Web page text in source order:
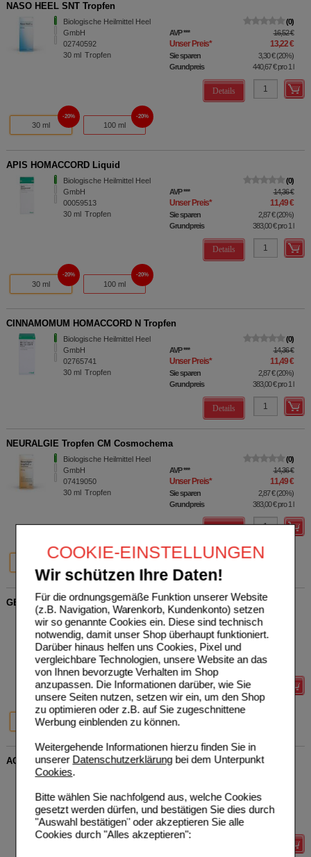
COOKIE-EINSTELLUNGEN
Wir schützen Ihre Daten!
Für die ordnungsgemäße Funktion unserer Website
(z.B. Navigation, Warenkorb, Kundenkonto) setzen
wir so genannte Cookies ein. Diese sind technisch
notwendig, damit unser Shop überhaupt funktioniert.
Darüber hinaus helfen uns Cookies, Pixel und
vergleichbare Technologien, unsere Website an das
von Ihnen bevorzugte Verhalten im Shop
anzupassen. Die Informationen darüber, wie Sie
unsere Seiten nutzen, setzen wir ein, um den Shop
zu optimieren oder z.B. auf Sie zugeschnittene
Werbung einblenden zu können.
Weitergehende Informationen hierzu finden Sie in
unserer Datenschutzerklärungbei dem Unterpunkt
Cookies.
Bitte wählen Sie nachfolgend aus, welche Cookies
gesetzt werden dürfen, und bestätigen Sie dies durch
"Auswahl bestätigen" oder akzeptieren Sie alle
Cookies durch "Alles akzeptieren":
NASO HEEL SNT Tropfen
Biologische Heilmittel Heel
GmbH
02740592
30 ml Tropfen
0
AVP*** 16,52 €
Unser Preis* 13,22 €
Sie sparen 3,30 €(20%)
Grundpreis
440,67 €pro 1 l
Details
30 ml
20%
100 ml
20%
APIS HOMACCORD Liquid
Biologische Heilmittel Heel
GmbH
00059513
30 ml Tropfen
0
AVP*** 14,36 €
Unser Preis* 11,49 €
Sie sparen 2,87 €(20%)
Grundpreis
383,00 €pro 1 l
Details
30 ml
20%
100 ml
20%
CINNAMOMUM HOMACCORD N Tropfen
Biologische Heilmittel Heel
GmbH
02765741
30 ml Tropfen
0
AVP*** 14,36 €
Unser Preis* 11,49 €
Sie sparen 2,87 €(20%)
Grundpreis
383,00 €pro 1 l
Details
NEURALGIE Tropfen CM Cosmochema
Biologische Heilmittel Heel
GmbH
07419050
30 ml Tropfen
0
AVP*** 14,36 €
Unser Preis* 11,49 €
Sie sparen 2,87 €(20%)
Grundpreis
383,00 €pro 1 l
Details
20% 20%
GELSEMIUM HOMACCORD Tropfen
Biologische Heilmittel Heel
GmbH
00413009
30 ml Tropfen
AVP
***
Unser Preis*
Sie sparen
Grundpreis
383,00 €
Details
30 ml
20%
100 ml
20%
ACONITUM HOMACCORD Tropfen
Biologische Heilmittel Heel
00010412
30ml Tropfen
Unser Preis*
Sie sparen 2,87 €
Grundpreis